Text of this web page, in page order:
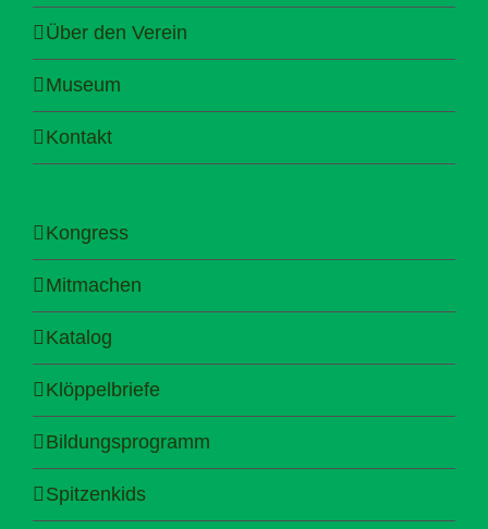
Über den Verein
Museum
Kontakt
Kongress
Mitmachen
Katalog
Klöppelbriefe
Bildungsprogramm
Spitzenkids